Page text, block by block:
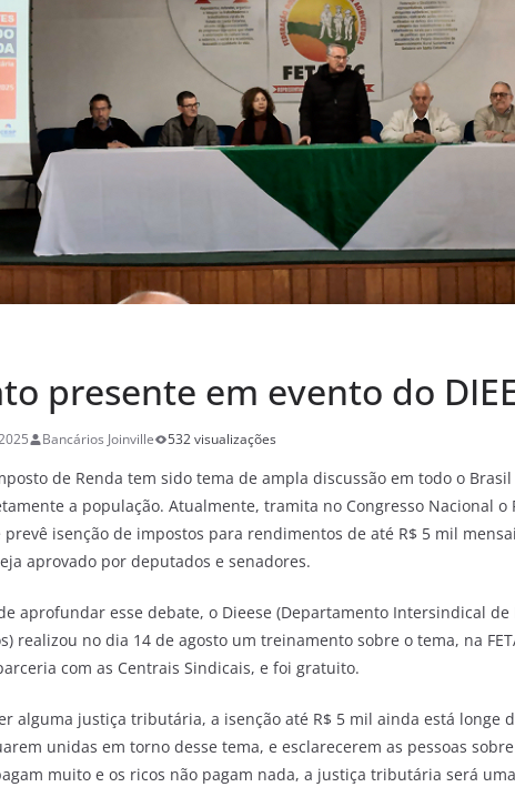
presente em evento do
Bancários Joinville 532 visualizações
de Renda tem sido tema de ampla discussão em todo o
a população. Atualmente, tramita no Congresso Nacional o
prevê isenção de impostos para rendimentos de até R$ 5 mil
aprovado por deputados e senadores.
aprofundar esse debate, o Dieese (Departamento Intersindical de
realizou no dia 14 de agosto um treinamento sobre o tema, na
com as Centrais Sindicais, e foi gratuito.
alguma justiça tributária, a isenção até R$ 5 mil ainda está longe
unidas em torno desse tema, e esclarecerem as pessoas
muito e os ricos não pagam nada, a justiça tributária será